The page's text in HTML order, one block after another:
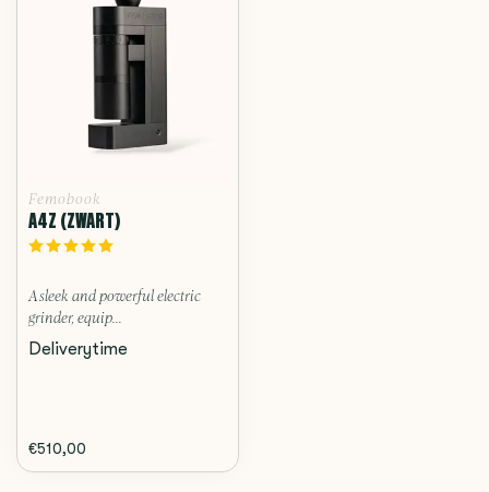
Femobook
A4Z (ZWART)
A sleek and powerful electric
grinder, equip...
Deliverytime
€510,00